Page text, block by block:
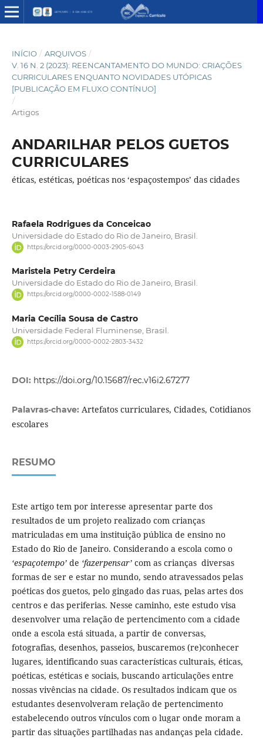
INÍCIO / ARQUIVOS /
V. 16 N. 2 (2023): REENCANTAMENTO DO MUNDO: CRIAÇÕES
CURRICULARES ENQUANTO NOVIDADES UTÓPICAS
[PUBLICAÇÃO EM FLUXO CONTÍNUO]
/
Artigos
ANDARILHAR PELOS GUETOS
CURRICULARES
éticas, estéticas, poéticas nos ‘espaçostempos’ das cidades
Rafaela Rodrigues da Conceicao
Universidade do Estado do Rio de Janeiro, Brasil.
https://orcid.org/0000-0003-2905-6043
Maristela Petry Cerdeira
Universidade do Estado do Rio de Janeiro, Brasil.
https://orcid.org/0000-0002-1588-0149
Maria Cecília Sousa de Castro
Universidade Federal Fluminense, Brasil.
https://orcid.org/0000-0002-2803-3432
DOI: https://doi.org/10.15687/rec.v16i2.67277
Palavras-chave: Artefatos curriculares, Cidades, Cotidianos
escolares
RESUMO
Este artigo tem por interesse apresentar parte dos
resultados de um projeto realizado com crianças
matriculadas em uma instituição pública de ensino no
Estado do Rio de Janeiro. Considerando a escola como o
‘espaçotempo’ de ‘fazerpensar’ com as crianças diversas
formas de ser e estar no mundo, sendo atravessados pelas
poéticas dos guetos, pelo gingado das ruas, pelas artes dos
centros e das periferias. Nesse caminho, este estudo visa
desenvolver uma relação de pertencimento com a cidade
onde a escola está situada, a partir de conversas,
fotografias, desenhos, passeios, buscaremos (re)conhecer
lugares, identificando suas características culturais, éticas,
poéticas, estéticas e sociais, buscando articulações entre
nossas vivências na cidade. Os resultados indicam que os
estudantes desenvolveram relação de pertencimento
estabelecendo outros vínculos com o lugar onde moram a
partir das situações partilhadas nas andanças pela cidade.